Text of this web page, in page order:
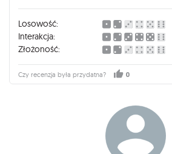
Losowość:
Interakcja:
Złożoność:
Czy recenzja była przydatna? 0